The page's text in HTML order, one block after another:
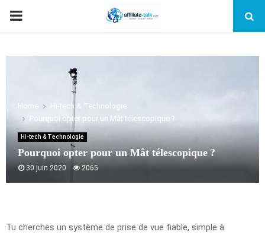
PRIMARY
Home
Hi-tech & Technologie
Pourquoi opter pour un Mât télescopique ?
Hi-tech & Technologie
Pourquoi opter pour un Mât télescopique ?
30 juin 2020 2065
Tu cherches un système de prise de vue fiable, simple à